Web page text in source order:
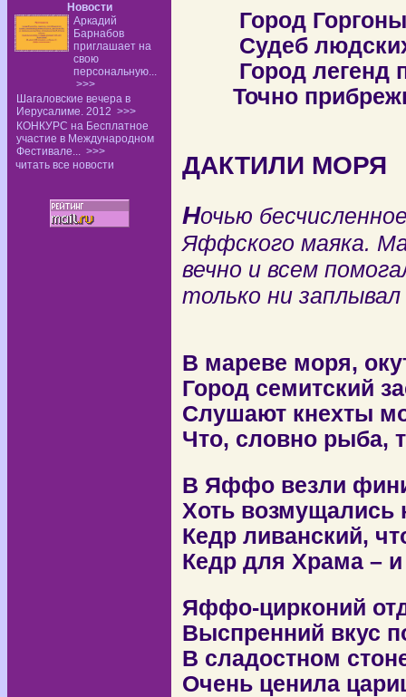
Новости
Аркадий
Барнабов
приглашает на
свою
персональную...
>>>
Шагаловские вечера в
Иерусалиме. 2012 >>>
КОНКУРС на Бесплатное
участие в Международном
Фестивале... >>>
читать все новости
Город Горгоны,
Судеб людских
Город легенд
Точно
ДАКТИЛИ МОРЯ
Ночью
Яффского маяка.
вечно и всем
только ни
В мареве моря,
Город семитский
Слушают кнехты
Что, словно рыба,
В Яффо везли
Хоть
Кедр ливанский,
Кедр для Храма –
Яффо-цирконий
Выспренний вкус
В сладостном
Очень ценила